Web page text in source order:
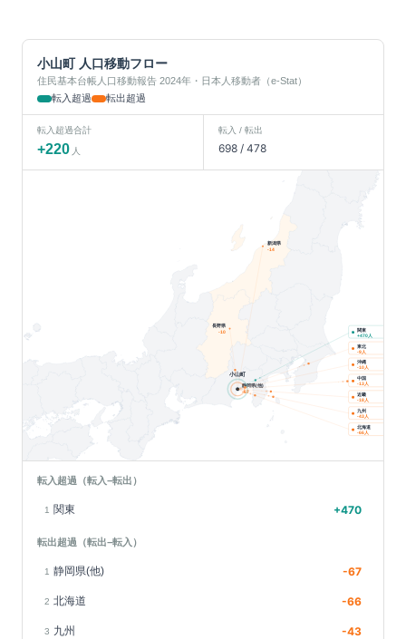
小山町人口移動フロー
住民基本台帳人口移動報告 2024年・日本人移動者（e-Stat）
転入超過
転出超過
転入超過合計
+220 人
転入 / 転出
698/ 478
長野県
-10
新潟県
-14
静岡県(他)
-67
小山町
関東
+470人
東北
-9人
沖縄
-10人
中国
-13人
近畿
-18人
九州
-43人
北海道
-66人
転入超過（転入−転出）
1 関東 +470
転出超過（転出−転入）
1 静岡県(他) -67
2 北海道 -66
3 九州 -43